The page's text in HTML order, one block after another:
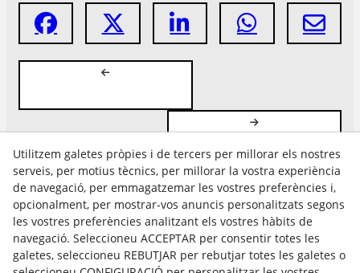
Avís Legal
Política Cookies
Política de Privacitat
Utilitzem galetes pròpies i de tercers per millorar els nostres
serveis, per motius tècnics, per millorar la vostra experiència
de navegació, per emmagatzemar les vostres preferències i,
opcionalment, per mostrar-vos anuncis personalitzats segons
les vostres preferències analitzant els vostres hàbits de
navegació. Seleccioneu ACCEPTAR per consentir totes les
galetes, seleccioneu REBUTJAR per rebutjar totes les galetes o